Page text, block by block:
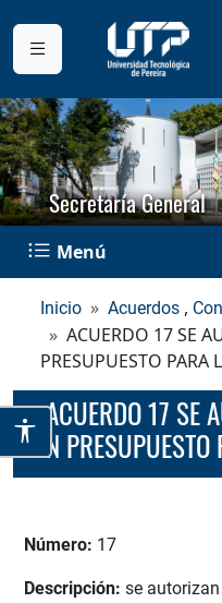
Secretaría General
Menú
Inicio Acuerdos ,
ACUERDO 17 SE
PRESUPUESTO PARA
ACUERDO 17 SE AUTORIZAN TRASLADOS
EN
Número: 17
Descripción: se